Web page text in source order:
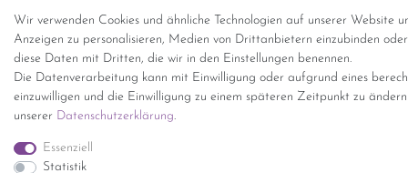
Wir verwenden Cookies und ähnliche Technologien auf unserer Website
Anzeigen zu personalisieren, Medien von Drittanbietern einzubinden
diese Daten mit Dritten, die wir in den Einstellungen benennen.
Die Datenverarbeitung kann mit Einwilligung oder aufgrund eines
einzuwilligen und die Einwilligung zu einem späteren Zeitpunkt zu
unserer Daten­schutz­erklärung.
Essenziell
Statistik